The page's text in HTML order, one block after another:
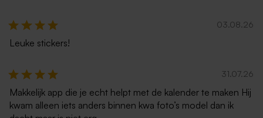
03.08.26
Leuke stickers!
31.07.26
Makkelijk app die je echt helpt met de kalender te maken Hij
kwam alleen iets anders binnen kwa foto’s model dan ik